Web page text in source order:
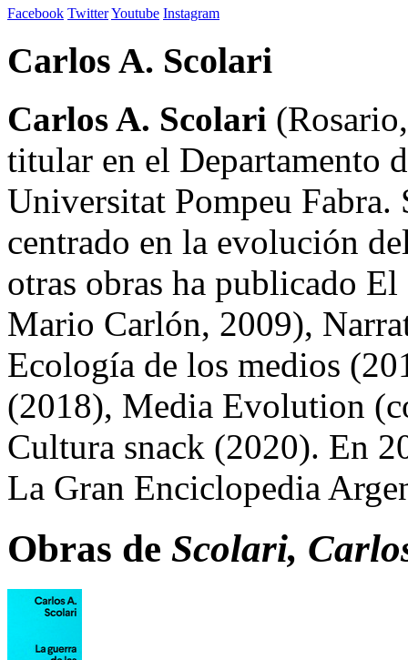
Facebook TwitterYoutube Instagram
Carlos A. Scolari
Carlos A. Scolari
titular en el Departamento
Universitat Pompeu Fabra.
centrado en la evolución
otras obras ha publicado
Mario Carlón, 2009),
Ecología de los medios
(2018), Media Evolution
Cultura snack (2020). En
La Gran Enciclopedia
Obras de Scolari,